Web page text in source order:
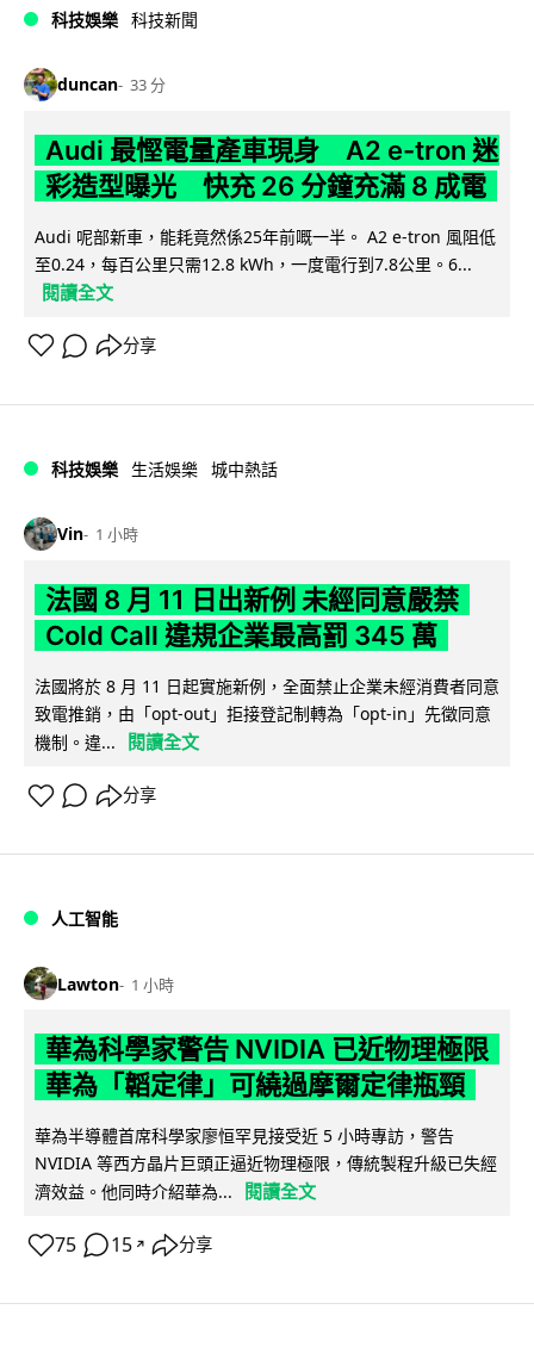
科技娛樂 科技新聞
duncan 33 分
Audi 最慳電量產車現身 A2 e-tron 迷
彩造型曝光 快充 26 分鐘充滿 8 成電
Audi 呢部新車，能耗竟然係25年前嘅一半。 A2 e-tron 風阻低
至0.24，每百公里只需12.8 kWh，一度電行到7.8公里。6...
閱讀全文
分享
科技娛樂 生活娛樂 城中熱話
Vin 1 小時
法國 8 月 11 日出新例 未經同意嚴禁
Cold Call 違規企業最高罰 345 萬
法國將於 8 月 11 日起實施新例，全面禁止企業未經消費者同意
致電推銷，由「opt-out」拒接登記制轉為「opt-in」先徵同意
機制。違...
閱讀全文
分享
人工智能
Lawton 1 小時
華為科學家警告 NVIDIA 已近物理極限
華為「韜定律」可繞過摩爾定律瓶頸
華為半導體首席科學家廖恒罕見接受近 5 小時專訪，警告
NVIDIA 等西方晶片巨頭正逼近物理極限，傳統製程升級已失經
濟效益。他同時介紹華為...
閱讀全文
75 15 ↗ 分享